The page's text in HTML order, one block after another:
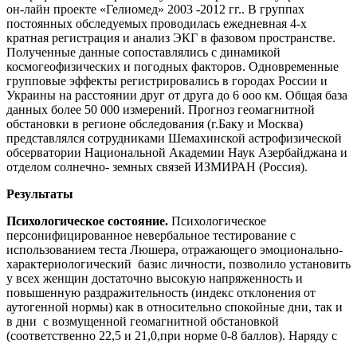
он-лайн проекте «Гелиомед» 2003 -2012 гг.. В группах
постоянных обследуемых проводилась ежедневная 4-х
кратная регистрация и анализ ЭКГ в фазовом пространстве.
Полученные данные сопоставлялись с динамикой
космогеофизических и погодных факторов. Одновременные
групповые эффекты регистрировались в городах России и
Украины на расстоянии друг от друга до 6 ооо км. Общая база
данных более 50 000 измерений. Прогноз геомагнитной
обстановки в регионе обследования (г.Баку и Москва)
представлялся сотрудниками Шемахинской астрофизической
обсерватории Национальной Академии Наук Азербайджана и
отделом солнечно- земных связей ИЗМИРАН (Россия).
Результаты
Психологическое состояние. Психологическое
персонифицированное невербальное тестирование с
использованием теста Люшера, отражающего эмоционально-
характериологический базис личности, позволило установить
у всех женщин достаточно высокую напряженность и
повышенную раздражительность (индекс отклонения от
аутогенной нормы) как в относительно спокойные дни, так и
в дни с возмущенной геомагнитной обстановкой
(соответственно 22,5 и 21,0,при норме 0-8 баллов). Наряду с